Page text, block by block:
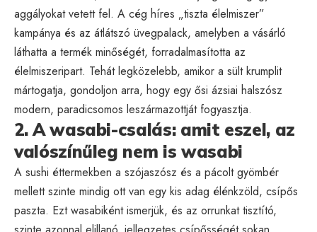
aggályokat vetett fel. A cég híres „tiszta élelmiszer”
kampánya és az átlátszó üvegpalack, amelyben a vásárló
láthatta a termék minőségét, forradalmasította az
élelmiszeripart. Tehát legközelebb, amikor a sült krumplit
mártogatja, gondoljon arra, hogy egy ősi ázsiai halszósz
modern, paradicsomos leszármazottját fogyasztja.
2. A wasabi-csalás: amit eszel, az
valószínűleg nem is wasabi
A sushi éttermekben a szójaszósz és a pácolt gyömbér
mellett szinte mindig ott van egy kis adag élénkzöld, csípős
paszta. Ezt wasabiként ismerjük, és az orrunkat tisztító,